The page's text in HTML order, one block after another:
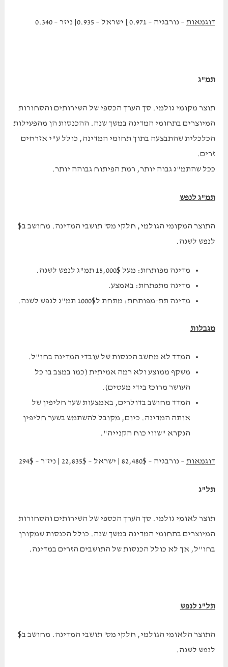
דוגמאות – נורבגיה – 0.971 ישראל – 0.935| ניזר – 0.340
תמ"ג
תוצר מקומי גולמי. סך הערך הכספי של השירותים והסחורות
המיוצרים בתחומי המדינה במשך שנה. ההכנסות הן מהפעילות
הכלכלית שהתבצעה בתוך תחומי המדינה, כולל ע"י אזרחים
זרים.
ככל שהתמ"ג גבוה יותר, רמת הפיתוח גבוהה יותר.
תמ"ג לנפש
התוצר המקומי הגולמי, חלקי מס' תושבי המדינה. מחושב ב$
לנפש לשנה.
מדינה מפותחת: מעל 15,000$ תמ"ג לנפש לשנה.
מדינה מתפתחת: באמצע.
מדינה תת-מפותחת: מתחת ל1000$ תמ"ג לנפש לשנה.
מגבלות
המדד לא מחשב הכנסות של עובדי המדינה בחו"ל.
משקף ממוצע ולא רמה אמיתית (כמו במצב בו כל
העושר מרוכז בידי מעטים).
המדד מחושב בדולרים, באמצעות שער חליפין של
אותה המדינה. כיום, מקובל להשתמש בשער חליפין
הנקרא "שווי כוח הקנייה".
דוגמאות – נורבגיה – 82,480$ | ישראל – 22,835$ | ניז'ר – 294$
תל"ג
תוצר לאומי גולמי. סך הערך הכספי של השירותים והסחורות
המיוצרים בתחומי המדינה במשך שנה. כולל הכנסות שמקורן
בחו"ל, אך לא כולל הכנסות של התושבים הזרים במדינה.
תל"ג לנפש
התוצר הלאומי הגולמי, חלקי מס' תושבי המדינה. מחושב ב$
לנפש לשנה.